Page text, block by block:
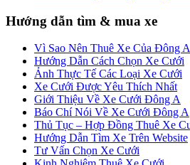
Hướng dẫn tìm & mua xe
Vì Sao Nên Thuê Xe Của Đông A
Hướng Dẫn Cách Chọn Xe Cưới
Ảnh Thực Tế Các Loại Xe Cưới
Xe Cưới Được Yêu Thích Nhất
Giới Thiệu Về Xe Cưới Đông A
Báo Chí Nói Về Xe Cưới Đông A
Thủ Tục – Hợp Đồng Thuê Xe
Hướng Dẫn Tìm Xe Trên Website
Tư Vấn Chọn Xe Cưới